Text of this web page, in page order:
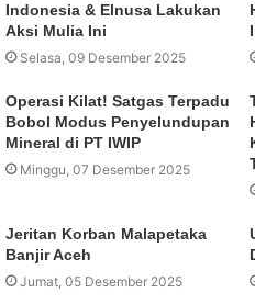
Indonesia & Elnusa Lakukan
Aksi Mulia Ini
Selasa, 09 Desember 2025
Operasi Kilat! Satgas Terpadu
Bobol Modus Penyelundupan
Mineral di PT IWIP
Minggu, 07 Desember 2025
Jeritan Korban Malapetaka
Banjir Aceh
Jumat, 05 Desember 2025